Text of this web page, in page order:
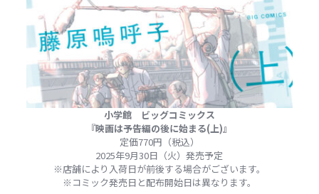
小学館 ビッグコミックス
『映画は予告編の後に始まる(上)』
定価770円（税込）
2025年9月30日（火）発売予定
※店舗により入荷日が前後する場合がございます。
※コミック発売日と配布開始日は異なります。